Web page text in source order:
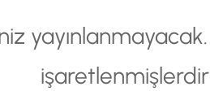
yayınlanmayacak.
işaretlenmişlerdir